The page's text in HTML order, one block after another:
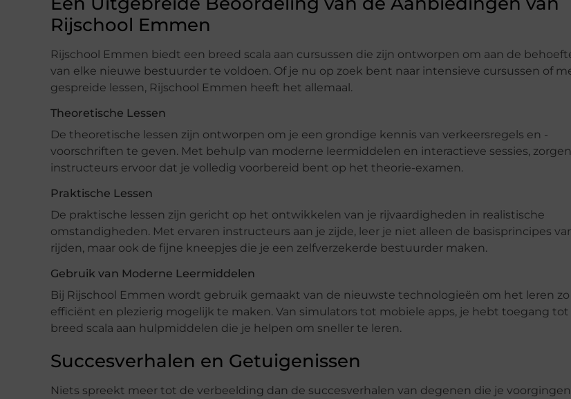
Rijschool Emmen
Rijschool Emmen biedt een breed scala aan cursussen die zijn ontworpen om aan de
van elke nieuwe bestuurder te voldoen. Of je nu op zoek bent naar intensieve cursussen of
gespreide lessen, Rijschool Emmen heeft het allemaal.
Theoretische Lessen
De theoretische lessen zijn ontworpen om je een grondige kennis van verkeersregels en -
voorschriften te geven. Met behulp van moderne leermiddelen en interactieve sessies,
instructeurs ervoor dat je volledig voorbereid bent op het theorie-examen.
Praktische Lessen
De praktische lessen zijn gericht op het ontwikkelen van je rijvaardigheden in realistische
omstandigheden. Met ervaren instructeurs aan je zijde, leer je niet alleen de basisprincipes
rijden, maar ook de fijne kneepjes die je een zelfverzekerde bestuurder maken.
Gebruik van Moderne Leermiddelen
Bij Rijschool Emmen wordt gebruik gemaakt van de nieuwste technologieën om het leren zo
efficiënt en plezierig mogelijk te maken. Van simulators tot mobiele apps, je hebt toegang tot
breed scala aan hulpmiddelen die je helpen om sneller te leren.
Succesverhalen en Getuigenissen
Niets spreekt meer tot de verbeelding dan de succesverhalen van degenen die je